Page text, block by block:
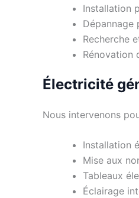
Installation
Dépannage
Recherche
Rénovation
Électricité
Nous intervenons
Installation
Mise aux
Tableaux
Éclairage